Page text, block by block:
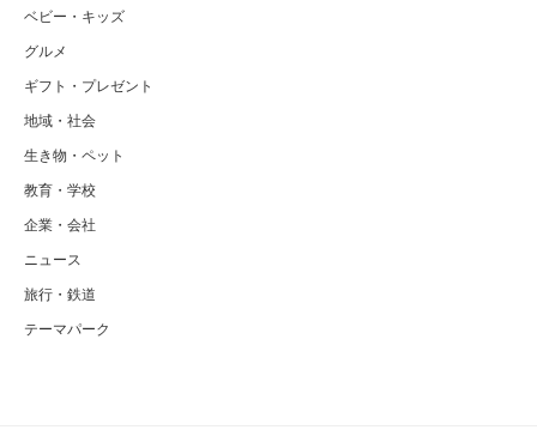
ベビー・キッズ
グルメ
ギフト・プレゼント
地域・社会
生き物・ペット
教育・学校
企業・会社
ニュース
旅行・鉄道
テーマパーク